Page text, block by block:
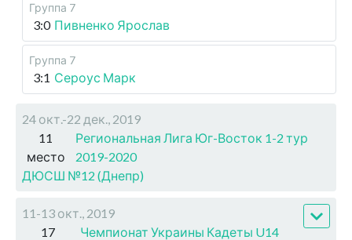
Группа 7
3:0 Пивненко Ярослав
Группа 7
3:1 Сероус Марк
24 окт.-22 дек., 2019
11
место
Региональная Лига Юг-Восток 1-2 тур
2019-2020
ДЮСШ №12 (Днепр)
11-13 окт., 2019
17
Чемпионат Украины Кадеты U14